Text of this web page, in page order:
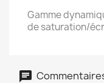
Gamme
de saturation/